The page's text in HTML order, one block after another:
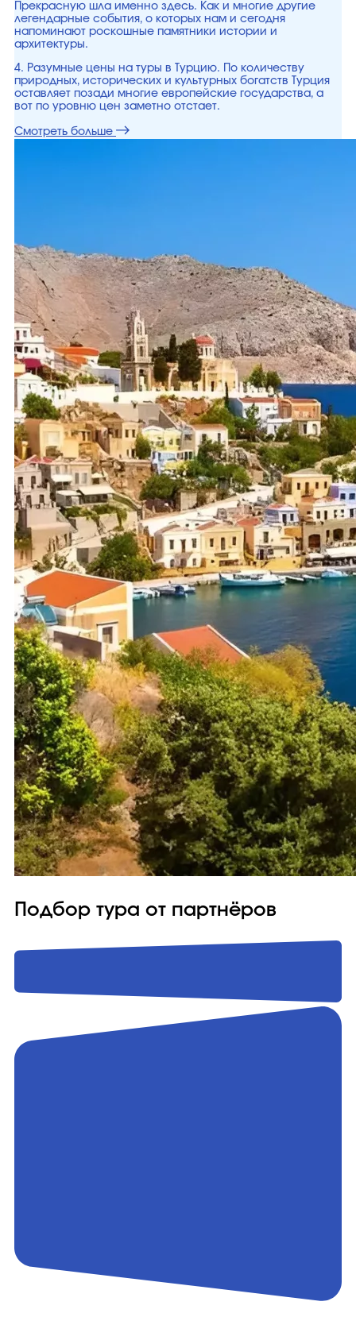
Прекрасную шла именно здесь. Как и многие другие
легендарные события, о которых нам и сегодня
напоминают роскошные памятники истории и
архитектуры.
4. Разумные цены на туры в Турцию. По количеству
природных, исторических и культурных богатств Турция
оставляет позади многие европейские государства, а
вот по уровню цен заметно отстает.
Смотреть больше
Подбор тура от партнёров